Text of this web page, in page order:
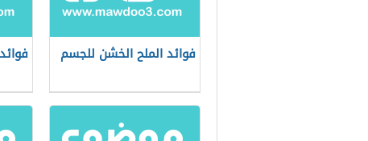
فوائد الملح الخشن للجسم